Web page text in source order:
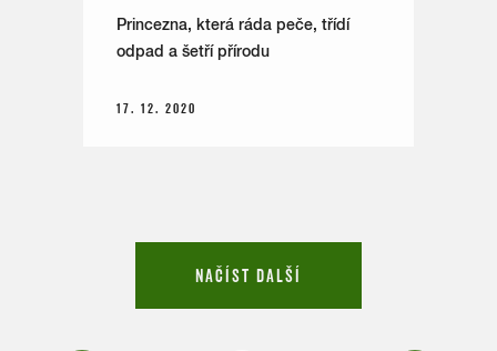
Princezna, která ráda peče, třídí
odpad a šetří přírodu
17. 12. 2020
NAČÍST DALŠÍ